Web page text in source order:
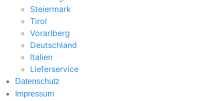
Steiermark
Tirol
Vorarlberg
Deutschland
Italien
Lieferservice
Datenschutz
Impressum